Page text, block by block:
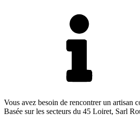
Vous avez besoin de rencontrer un artisan
Basée sur les secteurs du 45 Loiret, Sarl